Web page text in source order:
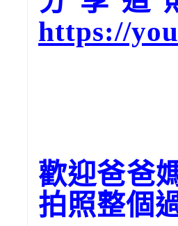
https://
歡迎爸爸
拍照整個